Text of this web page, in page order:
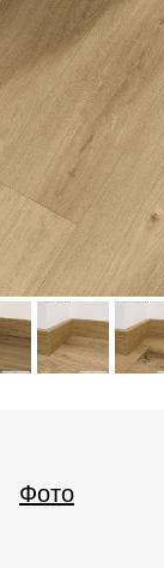
Фото